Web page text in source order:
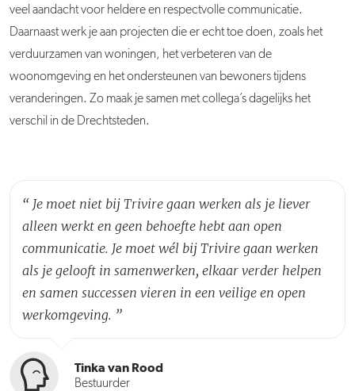
veel aandacht voor heldere en respectvolle communicatie.
Daarnaast werk je aan projecten die er echt toe doen, zoals het
verduurzamen van woningen, het verbeteren van de
woonomgeving en het ondersteunen van bewoners tijdens
veranderingen. Zo maak je samen met collega’s dagelijks het
verschil in de Drechtsteden.
“ Je moet niet bij Trivire gaan werken als je liever
alleen werkt en geen behoefte hebt aan open
communicatie. Je moet wél bij Trivire gaan werken
als je gelooft in samenwerken, elkaar verder helpen
en samen successen vieren in een veilige en open
werkomgeving. ”
Tinka van Rood
Bestuurder